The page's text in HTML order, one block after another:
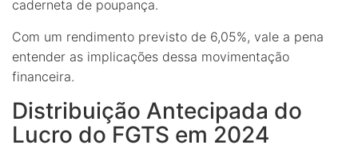
caderneta de poupança.
Com um rendimento previsto de 6,05%, vale a pena
entender as implicações dessa movimentação
financeira.
Distribuição Antecipada do
Lucro do FGTS em 2024